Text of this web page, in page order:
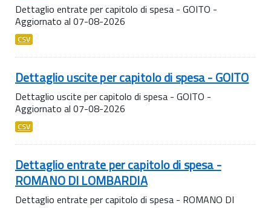
Dettaglio entrate per capitolo di spesa - GOITO -
Aggiornato al 07-08-2026
CSV
Dettaglio uscite per capitolo di spesa - GOITO
Dettaglio uscite per capitolo di spesa - GOITO -
Aggiornato al 07-08-2026
CSV
Dettaglio entrate per capitolo di spesa -
ROMANO DI LOMBARDIA
Dettaglio entrate per capitolo di spesa - ROMANO DI